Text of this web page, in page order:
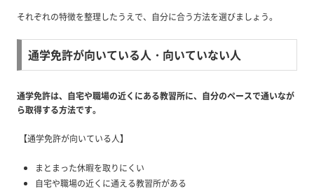
それぞれの特徴を整理したうえで、自分に合う方法を選びましょう。
通学免許が向いている人・向いていない人
通学免許は、自宅や職場の近くにある教習所に、自分のペースで通いなが
ら取得する方法です。
【通学免許が向いている人】
まとまった休暇を取りにくい
自宅や職場の近くに通える教習所がある